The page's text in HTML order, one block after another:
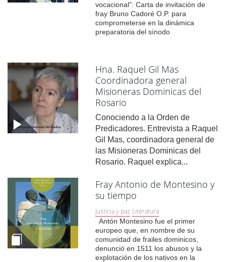
vocacional”: Carta de invitación de
fray Bruno Cadoré O.P. para
comprometerse en la dinámica
preparatoria del sínodo
Hna. Raquel Gil Mas
Coordinadora general
Misioneras Dominicas del
Rosario
Conociendo a la Orden de
Predicadores. Entrevista a Raquel
Gil Mas, coordinadora general de
las Misioneras Dominicas del
Rosario. Raquel explica...
Fray Antonio de Montesino y
su tiempo
Justicia y paz Literatura
Antón Montesino fue el primer
europeo que, en nombre de su
comunidad de frailes dominicos,
denunció en 1511 los abusos y la
explotación de los nativos en la